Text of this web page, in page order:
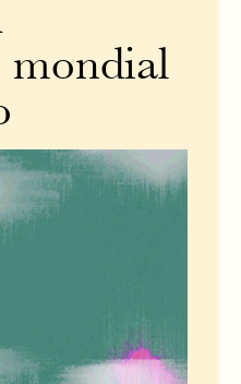
mondial